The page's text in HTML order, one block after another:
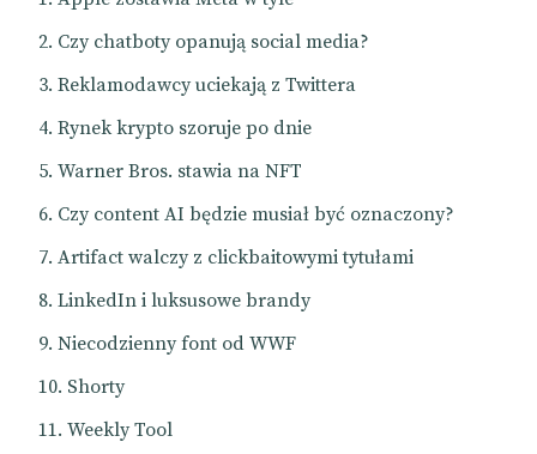
Czy chatboty opanują social media?
Reklamodawcy uciekają z Twittera
Rynek krypto szoruje po dnie
Warner Bros. stawia na NFT
Czy content AI będzie musiał być oznaczony?
Artifact walczy z clickbaitowymi tytułami
LinkedIn i luksusowe brandy
Niecodzienny font od WWF
Shorty
Weekly Tool